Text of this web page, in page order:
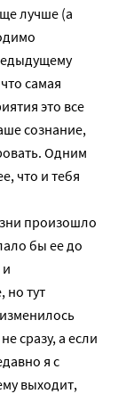
лучше (а
самая
это все
сознание,
Одним
что и тебя
произошло
бы ее до
но тут
сразу, а если
я с
выходит,